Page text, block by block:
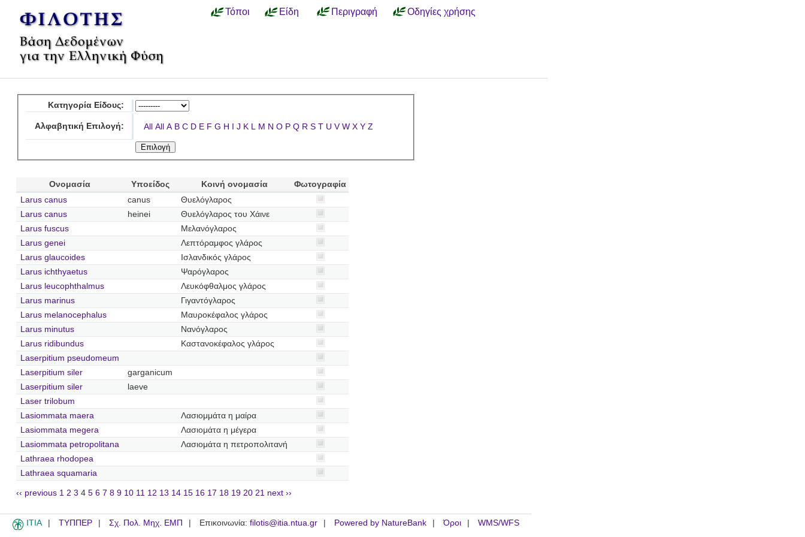
Τόποι Είδη Περιγραφή Οδηγίες χρήσης
Κατηγορία Είδους:
Αλφαβητική Επιλογή: All All A B C D E F G H I J K L M N O P Q R S T U V W X Y Z
Ονομασία Υποείδος Κοινή ονομασία
Φωτογραφία
Larus canus
canus
Θυελόγλαρος
Larus canus
heinei
Θυελόγλαρος του Χάινε
Larus fuscus
Μελανόγλαρος
Larus genei
Λεπτόραμφος γλάρος
Larus glaucoides
Ισλανδικός γλάρος
Larus ichthyaetus
Ψαρόγλαρος
Larus leucophthalmus
Λευκόφθαλμος γλάρος
Larus marinus
Γιγαντόγλαρος
Larus melanocephalus
Μαυροκέφαλος γλάρος
Larus minutus
Νανόγλαρος
Larus ridibundus
Καστανοκέφαλος γλάρος
Laserpitium pseudomeum
Laserpitium siler
garganicum
Laserpitium siler
laeve
Laser trilobum
Lasiommata maera
Λασιομμάτα η μαίρα
Lasiommata megera
Λασιομάτα η μέγερα
Lasiommata petropolitana
Λασιομάτα η πετροπολιτανή
Lathraea rhodopea
Lathraea squamaria
‹‹ previous 1 2 3 4 5 6 7 8 9 10 11 12 13 14 15 16 17 18 19 20 21 next ››
ITIA ΤΥΠΠΕΡ Σχ. Πολ. Μηχ. ΕΜΠ Επικοινωνία: filotis@itia.ntua.gr Powered by NatureBank Όροι WMS/WFS